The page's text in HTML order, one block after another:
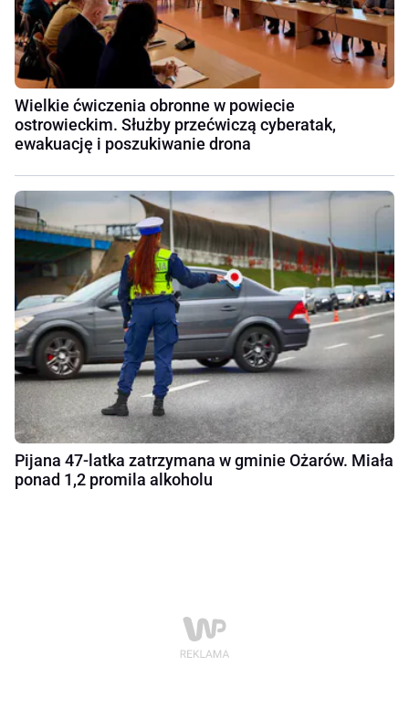
Wielkie ćwiczenia obronne w powiecie
ostrowieckim. Służby przećwiczą cyberatak,
ewakuację i poszukiwanie drona
Pijana 47-latka zatrzymana w gminie Ożarów. Miała
ponad 1,2 promila alkoholu